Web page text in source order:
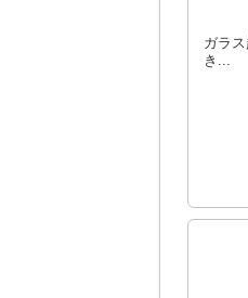
ガラ
き...